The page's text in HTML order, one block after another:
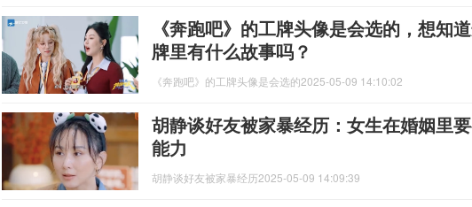
《奔跑吧》的工牌头像是会选的，想知
牌里有什么故事吗？
《奔跑吧》的工牌头像是会选的2025-05-09 14:10:02
胡静谈好友被家暴经历：女生在婚姻里
能力
胡静谈好友被家暴经历2025-05-09 14:09:39